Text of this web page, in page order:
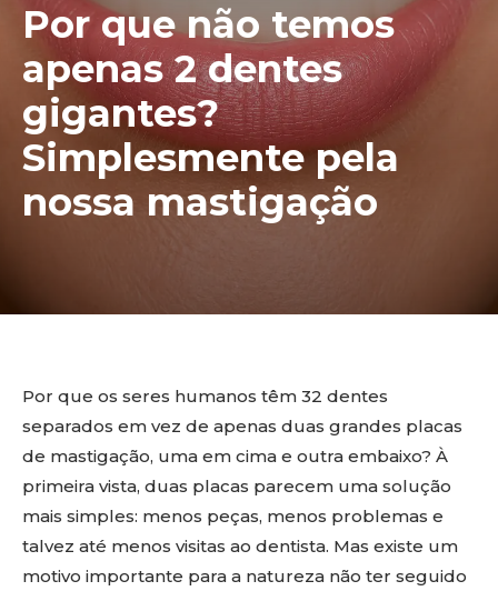
Por que não temos
apenas 2 dentes
gigantes?
Simplesmente pela
nossa mastigação
Por que os seres humanos têm 32 dentes
separados em vez de apenas duas grandes placas
de mastigação, uma em cima e outra embaixo? À
primeira vista, duas placas parecem uma solução
mais simples: menos peças, menos problemas e
talvez até menos visitas ao dentista. Mas existe um
motivo importante para a natureza não ter seguido